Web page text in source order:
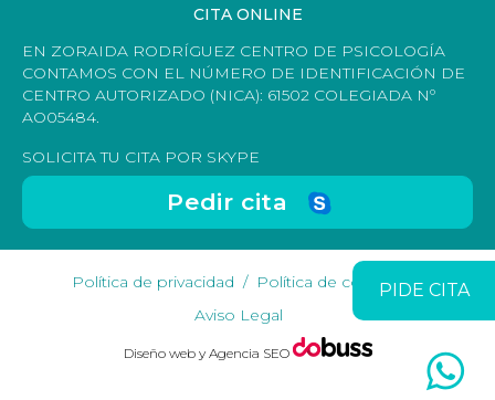
PIDE CITA
CITA ONLINE
EN ZORAIDA RODRÍGUEZ CENTRO DE PSICOLOGÍA
CONTAMOS CON EL NÚMERO DE IDENTIFICACIÓN DE
CENTRO AUTORIZADO (NICA): 61502 COLEGIADA Nº
AO05484.
SOLICITA TU CITA POR SKYPE
Pedir cita
Política de privacidad
Política de cookies
Aviso Legal
Diseño web y Agencia SEO